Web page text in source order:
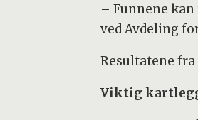
– Funnene
ved Avdeling
Resultatene
Viktig